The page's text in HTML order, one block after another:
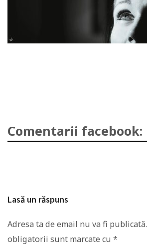
Comentarii facebook:
Lasă un răspuns
Adresa ta de email nu va fi publicată.
obligatorii sunt marcate cu *